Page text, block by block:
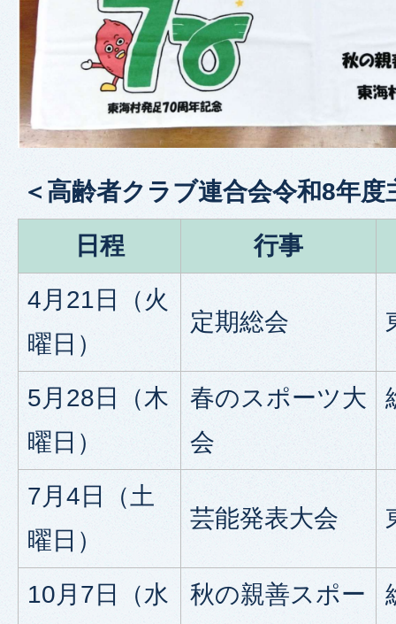
＜高齢者クラブ連合会令和8年度
日程
行事
4月21日（火
曜日）
定期総会
5月28日（木
曜日）
春のスポーツ大
会
7月4日（土
曜日）
芸能発表大会
10月7日（水
秋の親善スポー